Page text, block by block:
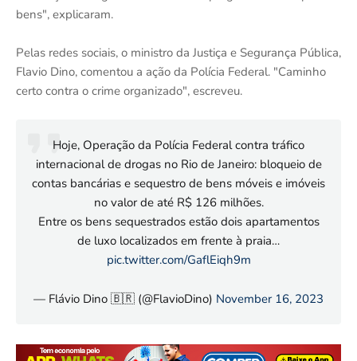
bens", explicaram.
Pelas redes sociais, o ministro da Justiça e Segurança Pública,
Flavio Dino, comentou a ação da Polícia Federal. "Caminho
certo contra o crime organizado", escreveu.
Hoje, Operação da Polícia Federal contra tráfico
internacional de drogas no Rio de Janeiro: bloqueio de
contas bancárias e sequestro de bens móveis e imóveis
no valor de até R$ 126 milhões.
Entre os bens sequestrados estão dois apartamentos
de luxo localizados em frente à praia…
pic.twitter.com/GaflEiqh9m
— Flávio Dino 🇧🇷 (@FlavioDino) November 16, 2023